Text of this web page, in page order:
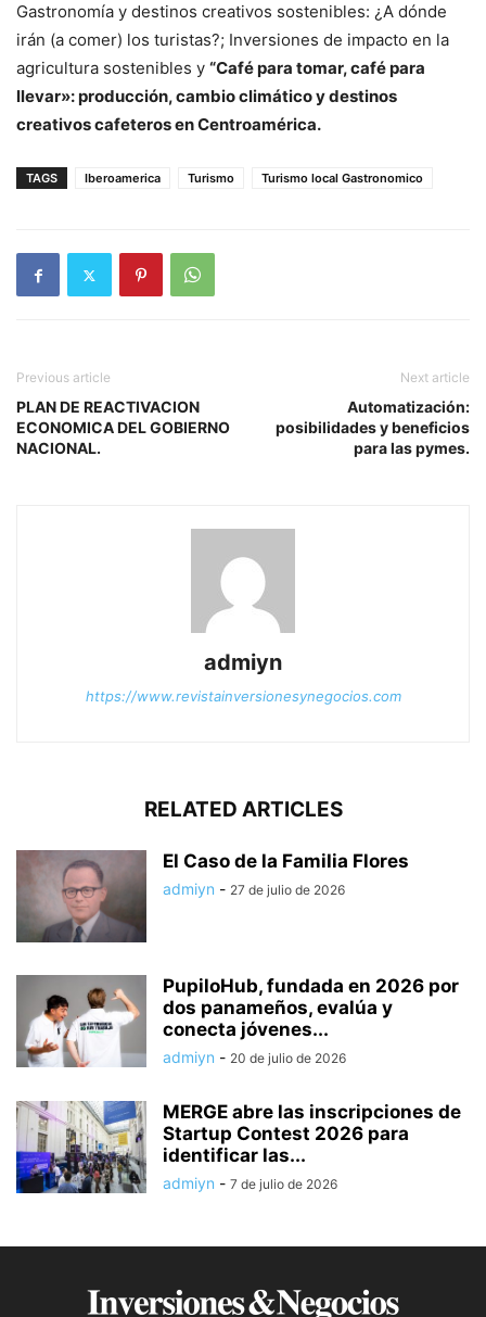
Gastronomía y destinos creativos sostenibles: ¿A dónde
irán (a comer) los turistas?; Inversiones de impacto en la
agricultura sostenibles y “Café para tomar, café para
llevar»: producción, cambio climático y destinos
creativos cafeteros en Centroamérica.
TAGS Iberoamerica Turismo Turismo local Gastronomico
Previous article
PLAN DE REACTIVACION
ECONOMICA DEL GOBIERNO
NACIONAL.
Next article
Automatización:
posibilidades y beneficios
para las pymes.
admiyn
https://www.revistainversionesynegocios.com
RELATED ARTICLES
El Caso de la Familia Flores
admiyn - 27 de julio de 2026
PupiloHub, fundada en 2026 por
dos panameños, evalúa y
conecta jóvenes...
admiyn - 20 de julio de 2026
MERGE abre las inscripciones de
Startup Contest 2026 para
identificar las...
admiyn - 7 de julio de 2026